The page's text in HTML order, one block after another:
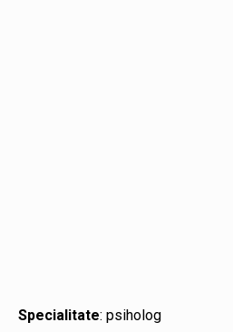
Specialitate: psiholog